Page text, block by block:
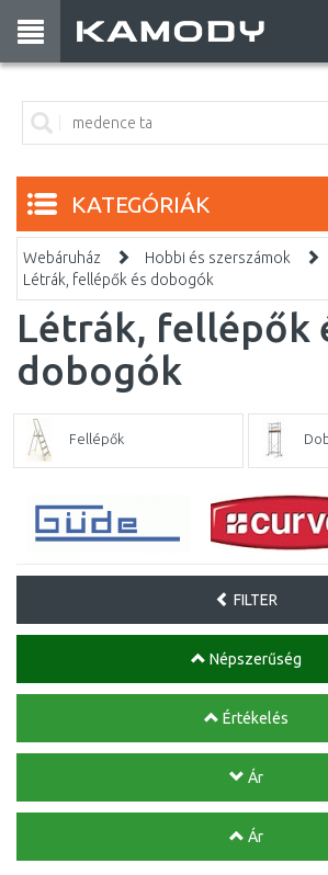
KATEGÓRIÁK
Webáruház
Hobbi és szerszámok
Létrák, fellépők és dobogók
Létrák, fellépők
dobogók
Fellépők
FILTER
Népszerűség
Értékelés
Ár
Ár